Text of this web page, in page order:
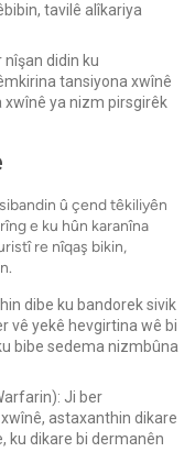
tavilê alîkariya
nîşan didin ku
tansiyona xwînê
xwînê ya nizm pirsgirêk
û çend têkiliyên
e ku hûn karanîna
re nîqaş bikin,
dibe ku bandorek sivik
vê yekê hevgirtina wê bi
bibe sedema nizmbûna
Ji ber
astaxanthin dikare
ku dikare bi dermanên